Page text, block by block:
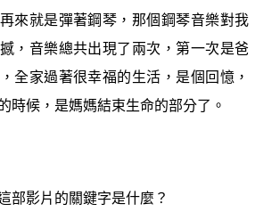
來就是彈著鋼琴，那個鋼琴音樂對我
，音樂總共出現了兩次，第一次是爸
全家過著很幸福的生活，是個回憶，
時候，是媽媽結束生命的部分了。
部影片的關鍵字是什麼？